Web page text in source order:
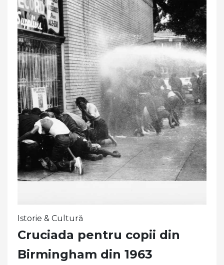
Istorie & Cultură
Cruciada pentru copii din
Birmingham din 1963